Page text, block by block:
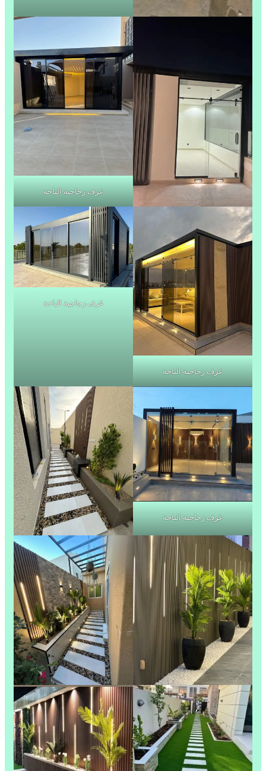
غرف زجاجية الباحة
غرف زجاجية الباحة
غرف زجاجية الباحة
غرف زجاجية الباحة